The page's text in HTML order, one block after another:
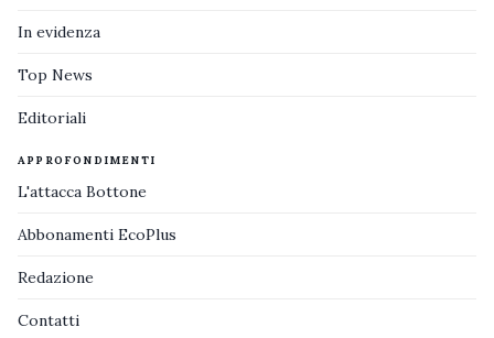
In evidenza
Top News
Editoriali
APPROFONDIMENTI
L'attacca Bottone
Abbonamenti EcoPlus
Redazione
Contatti